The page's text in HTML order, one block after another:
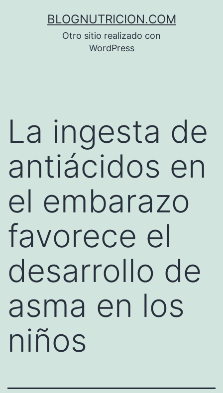
BLOGNUTRICION.COM
Otro sitio realizado con
WordPress
La ingesta de
antiácidos en
el embarazo
favorece el
desarrollo de
asma en los
niños